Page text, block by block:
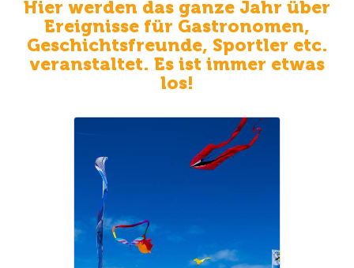
Hier werden das ganze Jahr über
Ereignisse für Gastronomen,
Geschichtsfreunde, Sportler etc.
veranstaltet. Es ist immer etwas
los!